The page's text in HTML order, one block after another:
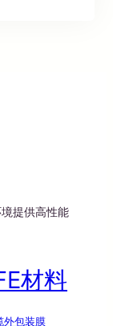
提供高性能
材料
外包装膜